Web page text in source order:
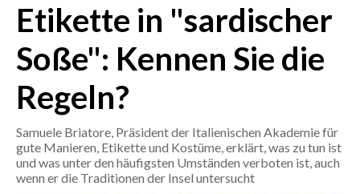
CRONACA
ITALIA
MONDO
POLITICA
ECONOMIA
SERVIZI ALLE IMPRESE
Etikette in "sardischer
Soße": Kennen Sie die
Regeln?
Samuele Briatore, Präsident der Italienischen Akademie für
gute Manieren, Etikette und Kostüme, erklärt, was zu tun ist
und was unter den häufigsten Umständen verboten ist, auch
wenn er die Traditionen der Insel untersucht